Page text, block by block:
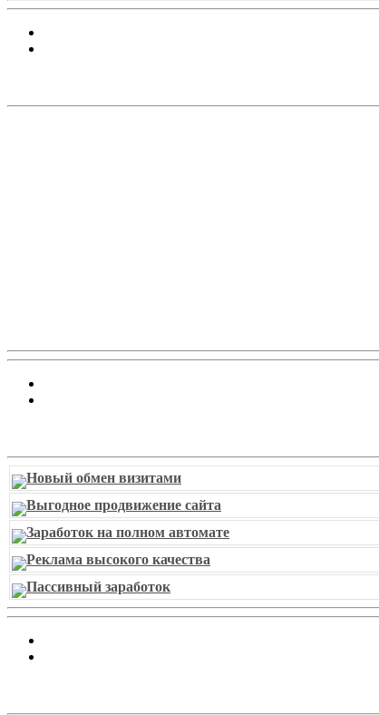
Новый обмен визитами
Выгодное продвижение сайта
Заработок на полном автомате
Реклама высокого качества
Пассивный заработок